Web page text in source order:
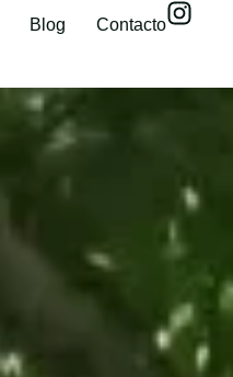
Blog Contacto